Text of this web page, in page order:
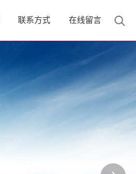
联系方式 在线留言